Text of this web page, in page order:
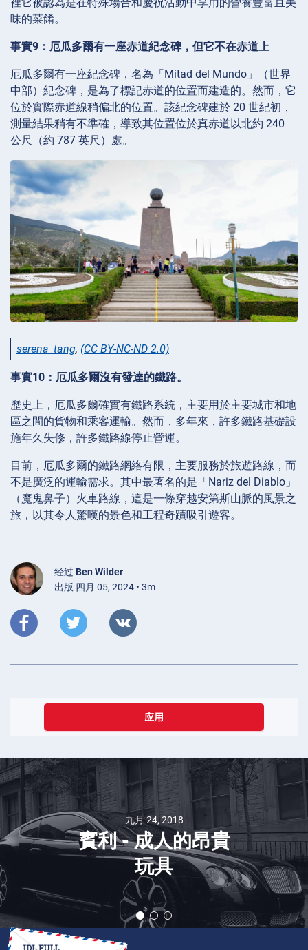
味的菜餚。
事實9：厄瓜多爾有一座赤道紀念碑，但它不在赤道上
厄瓜多爾有一座紀念碑，名為「Mitad del Mundo」（世界
中部）紀念碑，是為了標記赤道的位置而建造的。然而，它
位於實際赤道線稍偏北的位置。該紀念碑建於 20 世紀初，
測量結果稍有不準確，導致其位置位於真赤道以北約 240
公尺（約 787 英尺）處。
serena_tang, (CC BY-NC-ND 2.0)
事實10：厄瓜多爾沒有發達的鐵路。
歷史上，厄瓜多爾確實有鐵路系統，主要用於主要城市和地
區之間的貨物和乘客運輸。然而，多年來，許多鐵路基礎設
施年久失修，許多鐵路線停止營運。
目前，厄瓜多爾的鐵路網絡有限，主要服務於旅遊路線，而
不是廣泛的運輸需求。其中最著名的是「Nariz del Diablo」
（魔鬼鼻子）火車路線，這是一條穿越安第斯山脈的風景之
旅，以其令人驚嘆的景色和工程奇蹟吸引遊客。
经过 Ben Wilder
出版 四月 05, 2024 • 3m
应用
九月 24, 2018
賓利 - 成人的昂貴
玩具